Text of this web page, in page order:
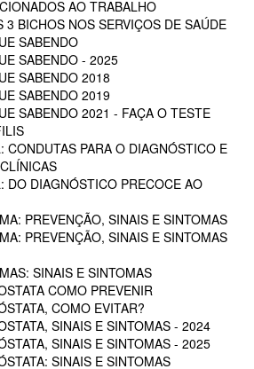
AO TRABALHO
3 BICHOS NOS SERVIÇOS DE SAÚDE
SABENDO
SABENDO - 2025
SABENDO 2018
SABENDO 2019
SABENDO 2021 - FAÇA O TESTE
CONDUTAS PARA O DIAGNÓSTICO E
DO DIAGNÓSTICO PRECOCE AO
PREVENÇÃO, SINAIS E SINTOMAS
PREVENÇÃO, SINAIS E SINTOMAS
SINAIS E SINTOMAS
COMO PREVENIR
COMO EVITAR?
SINAIS E SINTOMAS - 2024
SINAIS E SINTOMAS - 2025
SINAIS E SINTOMAS